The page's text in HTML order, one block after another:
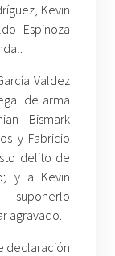
Kevin
Espinoza
Valdez
de arma
Bismark
y Fabricio
delito de
y a Kevin
agravado.
declaración